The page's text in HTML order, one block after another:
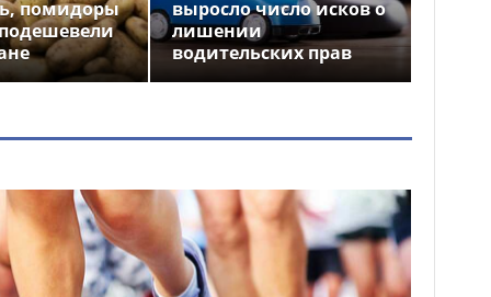
помидоры
выросло число исков о
лишении
водительских прав